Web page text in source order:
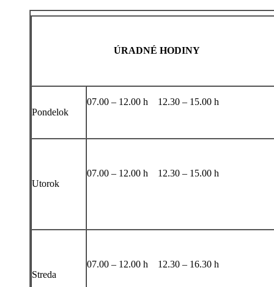
ÚRADNÉ HODINY
Pondelok
07.00 – 12.00 h 12.30 – 15.00 h
Utorok
07.00 – 12.00 h 12.30 – 15.00 h
Streda
07.00 – 12.00 h 12.30 – 16.30 h